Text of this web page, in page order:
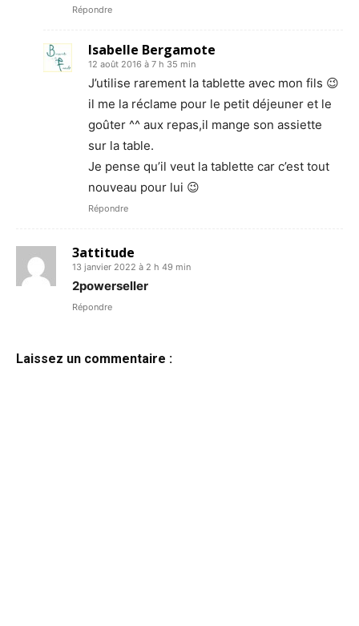
Répondre
Isabelle Bergamote
12 août 2016 à 7 h 35 min
J’utilise rarement la tablette avec mon fils 😉
il me la réclame pour le petit déjeuner et le
goûter ^^ aux repas,il mange son assiette
sur la table.
Je pense qu’il veut la tablette car c’est tout
nouveau pour lui 😉
Répondre
3attitude
13 janvier 2022 à 2 h 49 min
2powerseller
Répondre
Laissez un commentaire :